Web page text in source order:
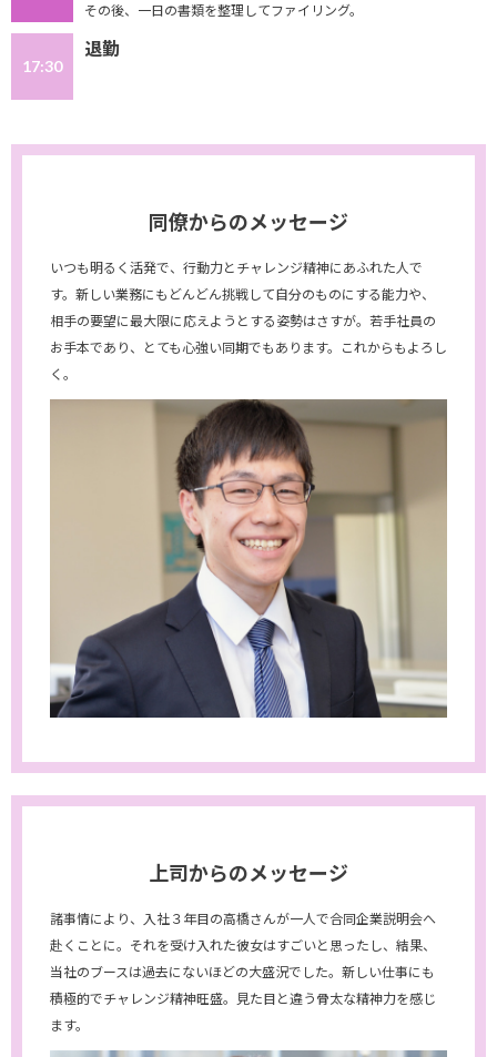
その後、一日の書類を整理してファイリング。
17:30
退勤
同僚からのメッセージ
いつも明るく活発で、行動力とチャレンジ精神にあふれた人で
す。新しい業務にもどんどん挑戦して自分のものにする能力や、
相手の要望に最大限に応えようとする姿勢はさすが。若手社員の
お手本であり、とても心強い同期でもあります。これからもよろし
く。
上司からのメッセージ
諸事情により、入社３年目の高橋さんが一人で合同企業説明会へ
赴くことに。それを受け入れた彼女はすごいと思ったし、結果、
当社のブースは過去にないほどの大盛況でした。新しい仕事にも
積極的でチャレンジ精神旺盛。見た目と違う骨太な精神力を感じ
ます。